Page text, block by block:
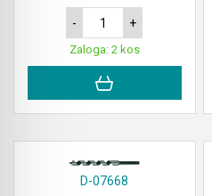
- +
Zaloga: 2 kos
D-07668